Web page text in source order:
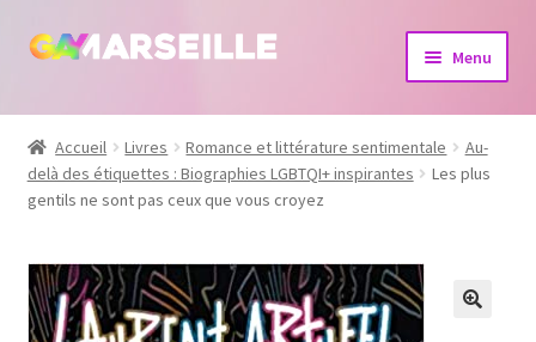
Aller
navigation
Aller
Menu
Boutique
Bijoux
Dvd
Accueil Livres Romance et littérature sentimentale
Au-
delà des étiquettes : Biographies LGBTQI+ inspirantes
Les plus
gentils ne sont pas ceux que vous croyez